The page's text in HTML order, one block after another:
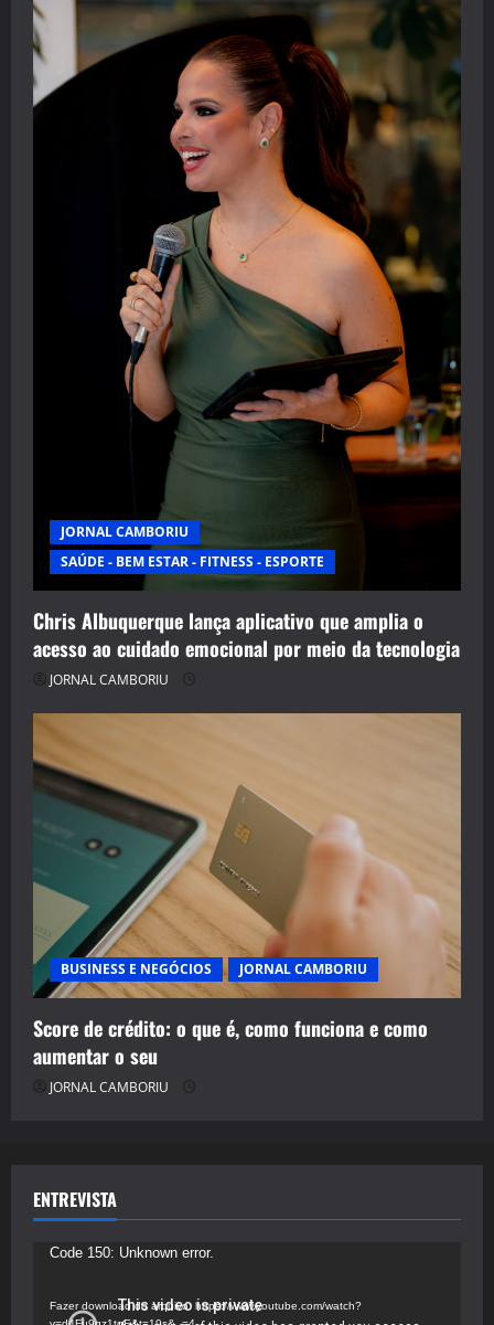
JORNAL CAMBORIU
SAÚDE - BEM ESTAR - FITNESS - ESPORTE
Chris Albuquerque lança aplicativo que amplia o
acesso ao cuidado emocional por meio da tecnologia
JORNAL CAMBORIU
BUSINESS E NEGÓCIOS JORNAL CAMBORIU
Score de crédito: o que é, como funciona e como
aumentar o seu
JORNAL CAMBORIU
ENTREVISTA
Tocador
vídeo
Code 150: Unknown error.
Fazer download do arquivo: https://www.youtube.com/watch?